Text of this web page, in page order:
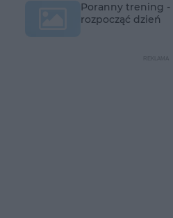
Poranny trening
rozpocząć dzień